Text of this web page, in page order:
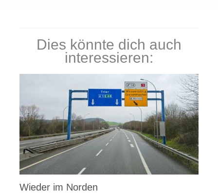
Dies könnte dich auch
interessieren:
Wieder im Norden